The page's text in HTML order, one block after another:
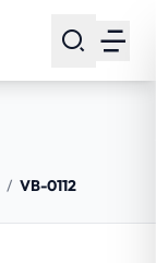
/ VB-0112